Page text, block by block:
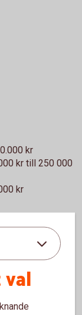
kr
kr till 250 000
kr